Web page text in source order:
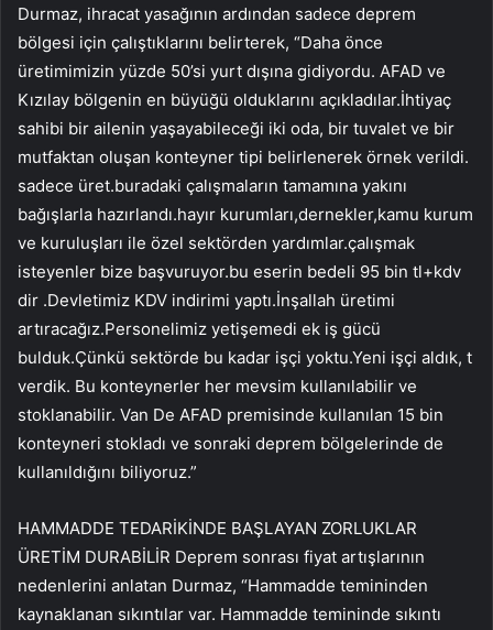
Durmaz, ihracat yasağının ardından sadece deprem
bölgesi için çalıştıklarını belirterek, “Daha önce
üretimimizin yüzde 50’si yurt dışına gidiyordu. AFAD ve
Kızılay bölgenin en büyüğü olduklarını açıkladılar.İhtiyaç
sahibi bir ailenin yaşayabileceği iki oda, bir tuvalet ve bir
mutfaktan oluşan konteyner tipi belirlenerek örnek verildi.
sadece üret.buradaki çalışmaların tamamına yakını
bağışlarla hazırlandı.hayır kurumları,dernekler,kamu kurum
ve kuruluşları ile özel sektörden yardımlar.çalışmak
isteyenler bize başvuruyor.bu eserin bedeli 95 bin tl+kdv
dir .Devletimiz KDV indirimi yaptı.İnşallah üretimi
artıracağız.Personelimiz yetişemedi ek iş gücü
bulduk.Çünkü sektörde bu kadar işçi yoktu.Yeni işçi aldık, t
verdik. Bu konteynerler her mevsim kullanılabilir ve
stoklanabilir. Van De AFAD premisinde kullanılan 15 bin
konteyneri stokladı ve sonraki deprem bölgelerinde de
kullanıldığını biliyoruz.”
HAMMADDE TEDARİKİNDE BAŞLAYAN ZORLUKLAR
ÜRETİM DURABİLİR Deprem sonrası fiyat artışlarının
nedenlerini anlatan Durmaz, “Hammadde temininden
kaynaklanan sıkıntılar var. Hammadde temininde sıkıntı